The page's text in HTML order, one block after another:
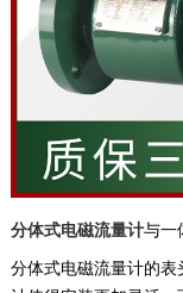
分体式电磁流量计与一
分体式电磁流量计‌的